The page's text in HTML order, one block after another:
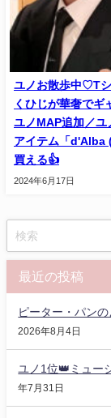
ユノお散歩中♡T
くひじが華奢でギ
ユノMAP追加／ユ
アイテム「d'Alba (
買える👍
2024年6月17日
最近の投稿
ピーター・パン
2026年8月4日
ユノ1位👑ミュー
年7月31日